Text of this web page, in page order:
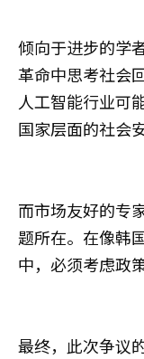
倾向于进步的学
革命中思考社会
人工智能行业可
国家层面的社会
而市场友好的专
题所在。在像韩
中，必须考虑政
最终，此次争议